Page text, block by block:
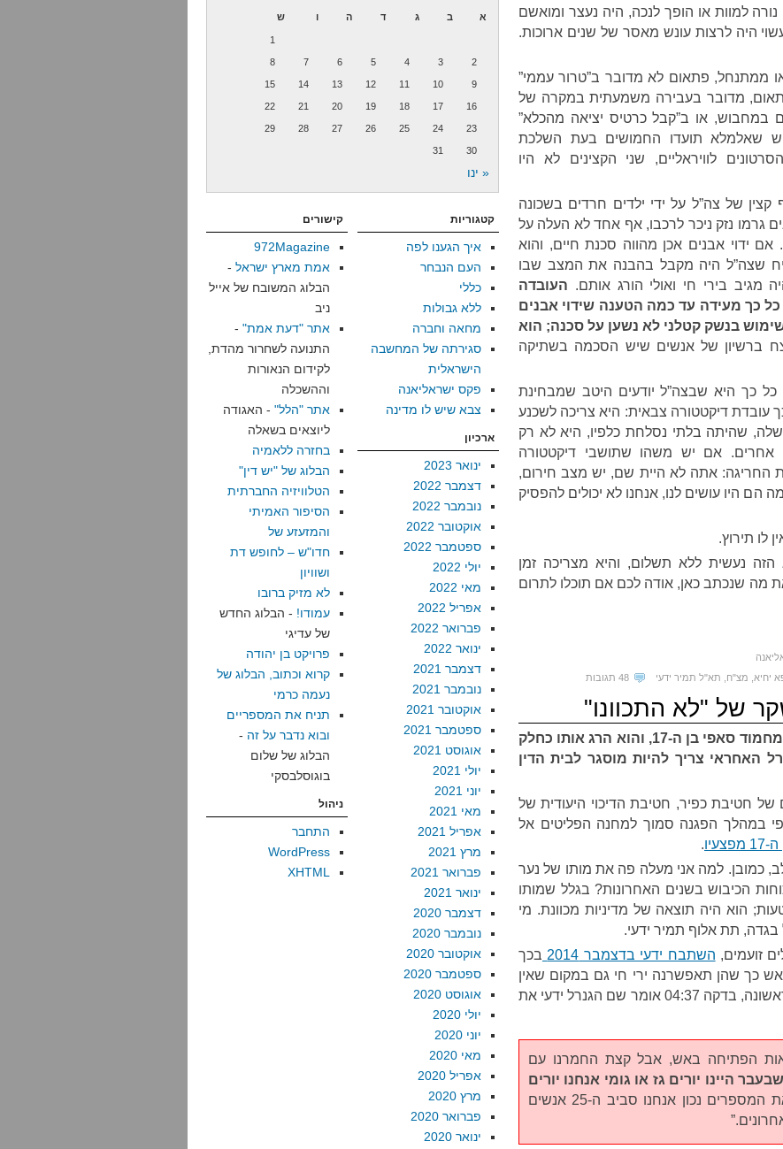
למוות או הופך לנכה, היה נעצר ומואשם
היה לרצות עונש מאסר של שנים ארוכות.
ממתנחל, פתאום לא מדובר ב”טרור עממי”
מדובר בעבירה משמעתית במקרה של
במחבוש, או ב”קבל כרטיס יציאה מהכלא”
שאלמלא תועדו החמושים בעת השלכת
לוויראליים, שני הקצינים לא היו
קצין של צה”ל על ידי ילדים חרדים בשכונה
גרמו נזק ניכר לרכבו, אף אחד לא העלה על
ידוי אבנים אכן מהווה סכנת חיים, והוא
שצה”ל היה מקבל בהבנה את המצב שבו
מגיב בירי חי ואולי הורג אותם. העובדה
כך מעידה עד כמה הטענה שידוי אבנים
בנשק קטלני לא נשען על סכנה; הוא
ברשיון של אנשים שיש הסכמה בשתיקה
כך היא שבצה”ל יודעים היטב שמבחינת
עובדת דיקטטורה צבאית: היא צריכה לשכנע
שהיתה בלתי נסלחת כלפיו, היא לא רק
אם יש משהו שתושבי דיקטטורה
החריגה: אתה לא היית שם, יש מצב חירום,
היו עושים לנו, אנחנו לא יכולים להפסיק
לו תירוץ.
הזה נעשית ללא תשלום, והיא מצריכה זמן
מה שנכתב כאן, אודה לכם אם תוכלו לתרום
יחיא מצ"ח תא"ל תמיר ידעי 48 תגובות
של "לא התכוונו"
צה”ל הרג בחודש מארס את עלי מחמוד סאפי בן ה-17, והוא הרג אותו כחלק
האחראי צריך להיות מוסגר לבית הדין
חטיבת כפיר, חטיבת הדיכוי היעודית של
במהלך הפגנה סמוך למחנה הפליטים אל
.
כמובן. למה אני מעלה פה את מותו של נער
כוחות הכיבוש בשנים האחרונות? בגלל שמותו
הוא היה תוצאה של מדיניות מכוונת. מי
תת אלוף תמיר ידעי.
זועמים, השתבח ידעי בדצמבר 2014
בכך
כך שהן תאפשרנה ירי חי גם במקום שאין
בו צורך. אם תשימו לב להקלטה הראשונה, בדקה 04:37 אומר שם הגנרל ידעי את
הפתיחה באש, אבל קצת החמרנו עם
היינו יורים גז או גומי אנחנו יורים
אם אני זוכר את המספרים נכון אנחנו סביב ה-25 אנשים
א ב ג ד ה ו ש
1
2
3
4
5
6
7
8
9
10
11
12
13
14
15
16
17
18
19
20
21
22
23
24
25
26
27
28
29
30
31
« ינו
קטגוריות
איך הגענו לפה
העם הנבחר
כללי
ללא גבולות
מחאה וחברה
סגירתה של המחשבה
הישראלית
פקס ישראליאנה
צבא שיש לו מדינה
ארכיון
ינואר 2023
דצמבר 2022
נובמבר 2022
אוקטובר 2022
ספטמבר 2022
יולי 2022
מאי 2022
אפריל 2022
פברואר 2022
ינואר 2022
דצמבר 2021
נובמבר 2021
אוקטובר 2021
ספטמבר 2021
אוגוסט 2021
יולי 2021
יוני 2021
מאי 2021
אפריל 2021
מרץ 2021
פברואר 2021
ינואר 2021
דצמבר 2020
נובמבר 2020
אוקטובר 2020
ספטמבר 2020
אוגוסט 2020
יולי 2020
יוני 2020
מאי 2020
אפריל 2020
מרץ 2020
פברואר 2020
ינואר 2020
קישורים
972Magazine
אמת מארץ ישראל -
הבלוג המשובח של אייל
ניב
אתר "דעת אמת" -
התנועה לשחרור מהדת,
לקידום הנאורות
וההשכלה
אתר "הלל" - האגודה
ליוצאים בשאלה
בחזרה ללאמיה
הבלוג של "יש דין"
הטלוויזיה החברתית
הסיפור האמיתי
והמזעזע של
חדו"ש – לחופש דת
ושוויון
לא מזיק ברובו
עמודו! - הבלוג החדש
של עדיגי
פרויקט בן יהודה
קרוא וכתוב, הבלוג של
נעמה כרמי
תניח את המספריים
ובוא נדבר על זה -
הבלוג של שלום
בוגוסלבסקי
ניהול
התחבר
WordPress
XHTML